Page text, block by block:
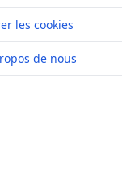
les cookies
de nous